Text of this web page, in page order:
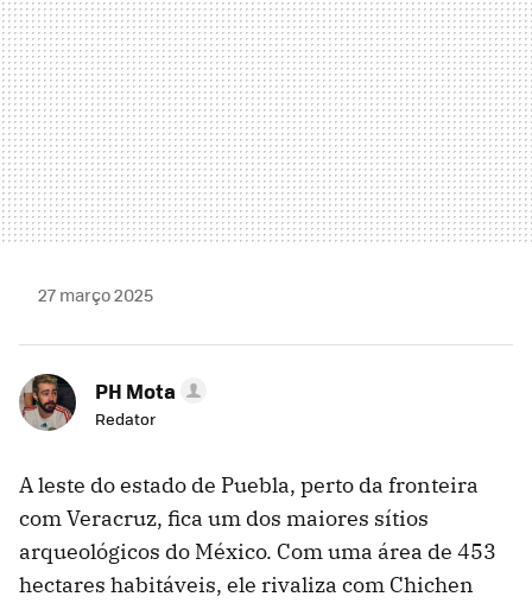
27 março 2025
PH Mota
Redator
A leste do estado de Puebla, perto da fronteira
com Veracruz, fica um dos maiores sítios
arqueológicos do México. Com uma área de 453
hectares habitáveis, ele rivaliza com Chichen